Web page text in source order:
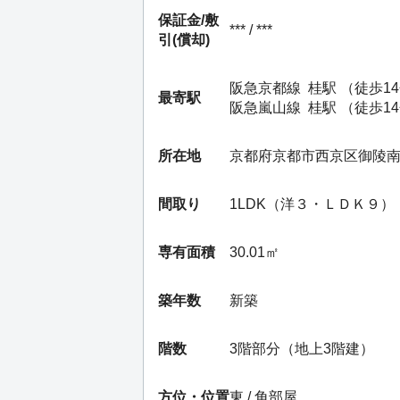
保証金/敷
引(償却)
*** / ***
最寄駅
阪急京都線 桂駅 （徒歩14
阪急嵐山線 桂駅 （徒歩14
所在地 京都府京都市西京区御陵
間取り 1LDK（洋３・ＬＤＫ９）
専有面積 30.01㎡
築年数 新築
階数 3階部分（地上3階建）
方位・位置東 / 角部屋